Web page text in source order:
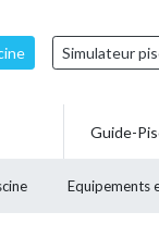
Simulateur
Equipements
Guide-